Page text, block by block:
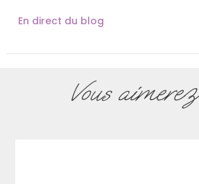
En direct du blog
Vous aimerez